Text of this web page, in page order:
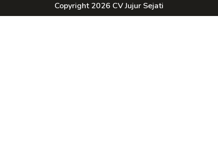
Copyright 2026 CV Jujur Sejati